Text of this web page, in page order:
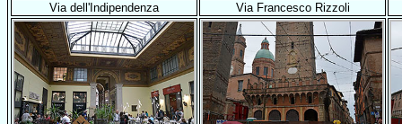
Via dell'Indipendenza Via Francesco Rizzoli